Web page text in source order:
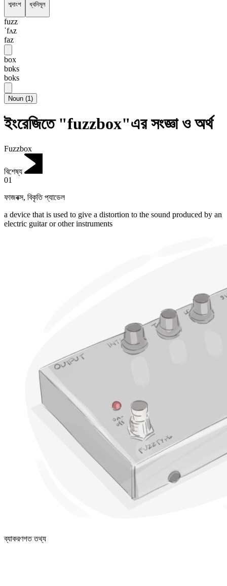
শব্দাংশ ধ্বনিমূল
fuzz
ˈfʌz
faz
box
bɒks
boks
Noun (1)
ইংরেজিতে "fuzzbox"এর সংজ্ঞা ও অর্থ
Fuzzbox
বিশেষ্য
01
ফাজবক্স, বিকৃতি প্যাডেল
‌a device that is used to give a distortion to the sound produced by an
electric guitar or other instruments
ব্যাকরণগত তথ্য